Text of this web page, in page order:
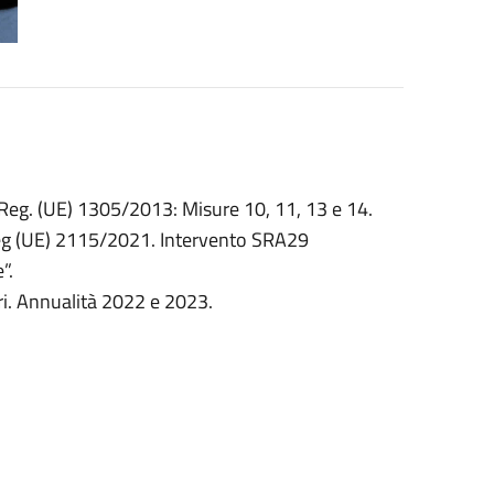
(UE) 1305/2013: Misure 10, 11, 13 e 14.
(UE) 2115/2021. Intervento SRA29
Annualità 2022 e 2023.